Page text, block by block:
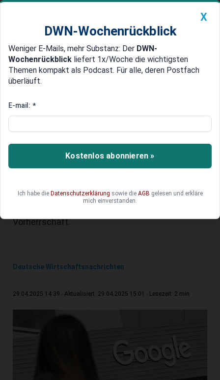
Newsticker MEIN DWN: Geldanlage Premium
Edelmetalle DWN-Magazin China
Alphabet greift nach Europas
Google-Konzerns mit
Signalwirkung
geopolitischen Wendepunkt – und eine
Vorherrschaft.
Deutsche Wirtschaftsnachrichten
29.04.2025 14:39 Aktualisiert: 29.04.2025 15:01 Lesezeit: 2 min
X
DWN-Wochenrückblick
Weniger E-Mails, mehr Substanz: Der DWN-
Wochenrückblick liefert 1x/Woche die wichtigsten
Themen kompakt als Podcast. Für alle, deren Postfach
überläuft.
E-mail: *
Kostenlos abonnieren »
Ich habe die Datenschutzerklärung sowie die AGB gelesen und erkläre
mich einverstanden.